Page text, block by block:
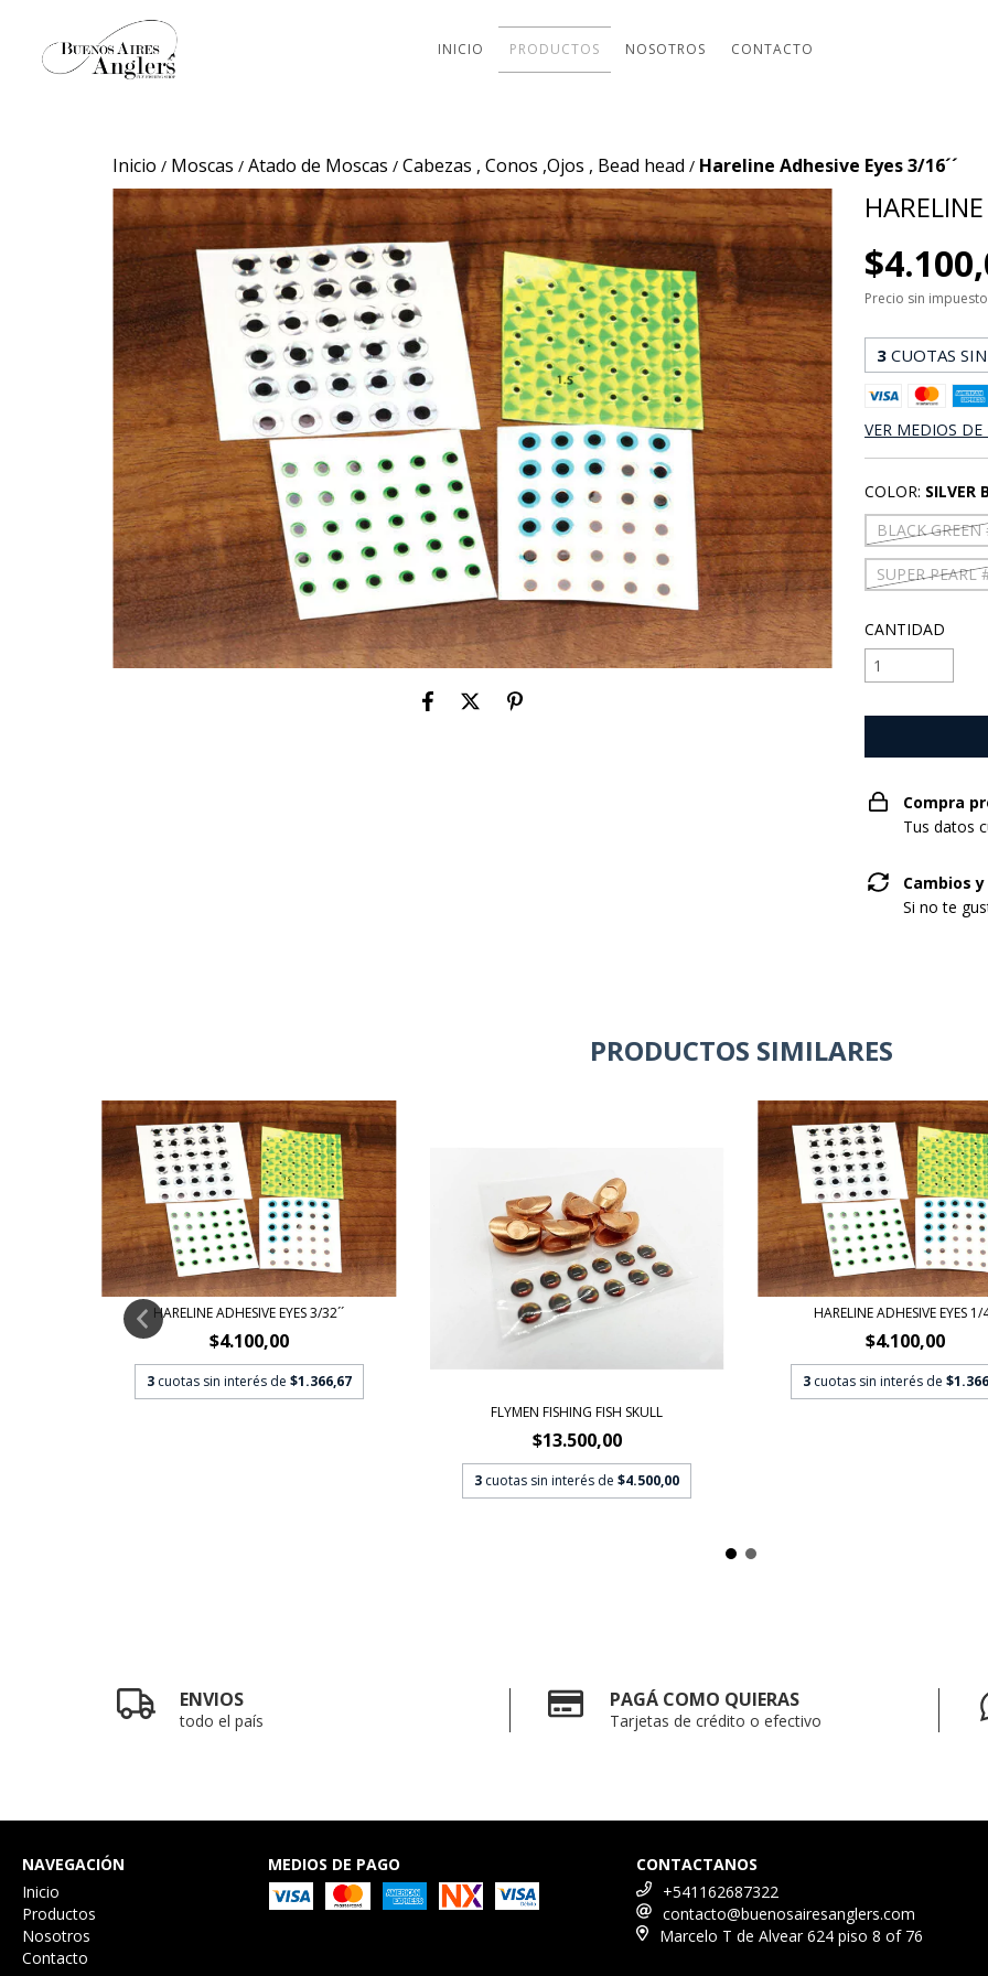
INICIO PRODUCTOS NOSOTROS CONTACTO
Inicio / Moscas / Atado de Moscas / Cabezas , Conos ,Ojos , Bead head / Hareline Adhesive Eyes 3/16´´
Precio sin
3 CUOTAS
VER MEDIOS DE
COLOR: SILVER
BLACK
SUPER PEARL
CANTIDAD
Compra
Tus datos
Cambios
Si no te
PRODUCTOS SIMILARES
HARELINE ADHESIVE EYES 3/32´´
$4.100,00
3 cuotas sin interés de $1.366,67
FLYMEN FISHING FISH SKULL
$13.500,00
3 cuotas sin interés de$4.500,00
HARELINE ADHESIVE EYES 1/
$4.100,00
3 cuotas sin interés de
ENVIOS
todo el país
PAGÁ COMO QUIERAS
Tarjetas de crédito o efectivo
NAVEGACIÓN
Inicio
Productos
Nosotros
Contacto
MEDIOS DE PAGO
CONTACTANOS
+541162687322
contacto@buenosairesanglers.com
Marcelo T de Alvear 624 piso 8 of 76